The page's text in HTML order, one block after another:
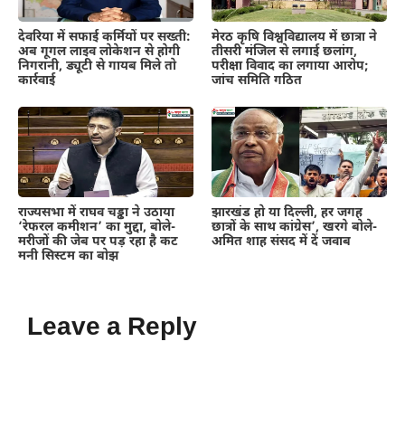
देवरिया में सफाई कर्मियों पर सख्ती:
अब गूगल लाइव लोकेशन से होगी
निगरानी, ड्यूटी से गायब मिले तो
कार्रवाई
मेरठ कृषि विश्वविद्यालय में छात्रा ने
तीसरी मंजिल से लगाई छलांग,
परीक्षा विवाद का लगाया आरोप;
जांच समिति गठित
राज्यसभा में राघव चड्ढा ने उठाया
‘रेफरल कमीशन’ का मुद्दा, बोले-
मरीजों की जेब पर पड़ रहा है कट
मनी सिस्टम का बोझ
झारखंड हो या दिल्ली, हर जगह
छात्रों के साथ कांग्रेस’, खरगे बोले-
अमित शाह संसद में दें जवाब
Leave a Reply